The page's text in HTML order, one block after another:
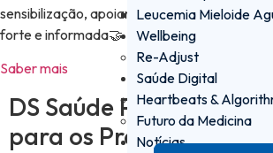
Leucemia Mieloide
Wellbeing
Re-Adjust
Saúde Digital
Heartbeats &
Futuro da Medicina
Notícias
sensibilização, apoiar os doentes e
forte e informada🤝
Saber mais
DS Saúde PRO - a
para os Profissionais de